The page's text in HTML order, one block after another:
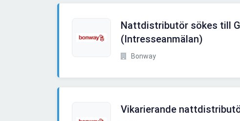
Nattdistributör sökes till
(Intresseanmälan)
Bonway
Vikarierande